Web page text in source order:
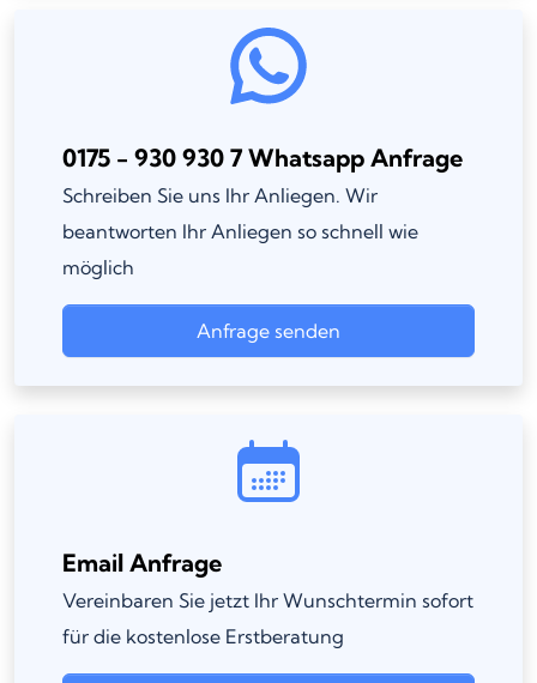
0175 - 930 930 7 Whatsapp Anfrage
Schreiben Sie uns Ihr Anliegen. Wir
beantworten Ihr Anliegen so schnell wie
möglich
Anfrage senden
Email Anfrage
Vereinbaren Sie jetzt Ihr Wunschtermin sofort
für die kostenlose Erstberatung